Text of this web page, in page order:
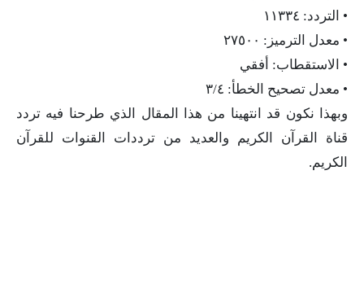
• التردد: ١١٣٣٤
• معدل الترميز: ٢٧٥٠٠
• الاستقطاب: أفقي
• معدل تصحيح الخطأ: ٣/٤
وبهذا نكون قد انتهينا من هذا المقال الذي طرحنا فيه تردد
قناة القرآن الكريم والعديد من ترددات القنوات للقرآن
الكريم.